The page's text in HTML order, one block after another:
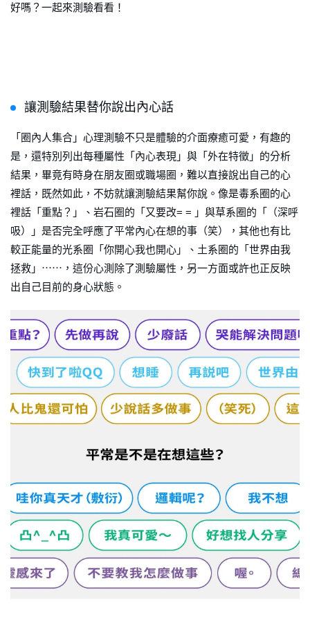
好嗎？一起來測驗看看！
讓測驗結果替你說出內心話
「圈內人集合」心理測驗不只是體驗的介面療癒可愛，有趣的
是，還特別列出每種屬性「內心表現」與「外在特徵」的分析
結果，畢竟有時身在朋友圈或職場圈，難以直接說出自己的心
裡話，既然如此，不妨就讓測驗結果幫你說。像是毒系圈的心
裡話「重點？」、岩石圈的「又要改= = 」與草系圈的「（深呼
吸）」是否完全呼應了平常內心在想的事（笑），其他也有比
較正能量的光系圈「你開心我也開心」、土系圈的「世界由我
拯救」⋯⋯，這份心測除了測驗屬性，另一方面或許也正反映
出自己目前的身心狀態。